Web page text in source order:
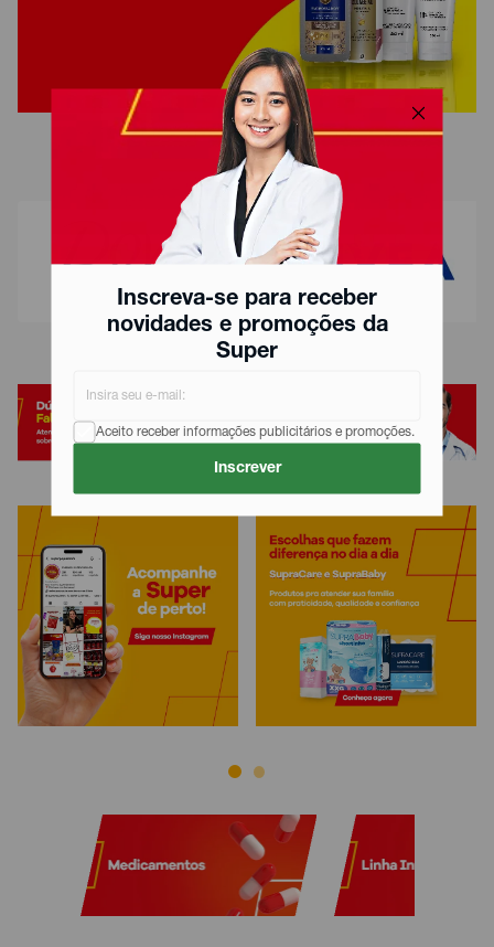
Inscreva-se para receber
novidades e promoções da
Super
Aceito receber informações publicitários e promoções.
Inscrever